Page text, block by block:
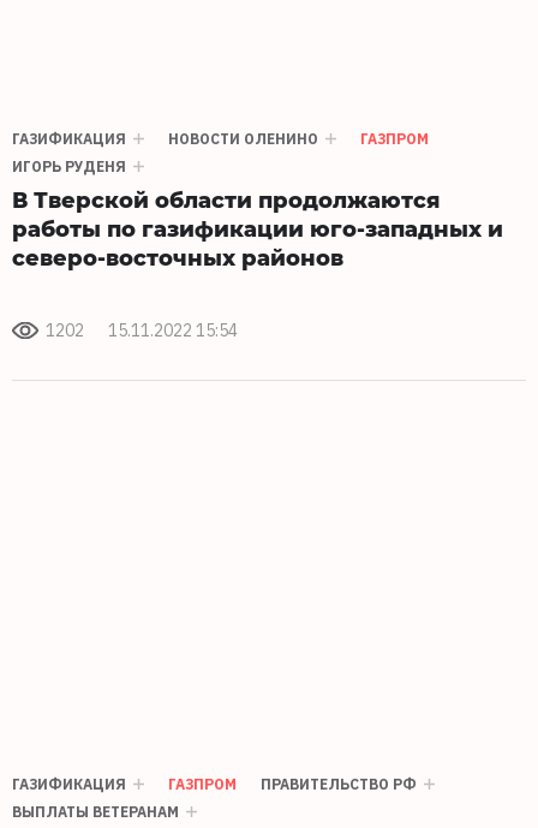
ГАЗИФИКАЦИЯ НОВОСТИ ОЛЕНИНО
ГАЗПРОМ
ИГОРЬ РУДЕНЯ
В Тверской области продолжаются
работы по газификации юго-западных и
северо-восточных районов
1202 15.11.2022 15:54
ГАЗИФИКАЦИЯ ГАЗПРОМ
ПРАВИТЕЛЬСТВО РФ
ВЫПЛАТЫ ВЕТЕРАНАМ